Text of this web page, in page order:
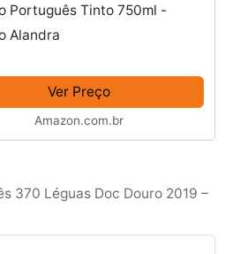
Português Tinto 750ml -
Alandra
Ver Preço
Amazon.com.br
370 Léguas Doc Douro 2019 –